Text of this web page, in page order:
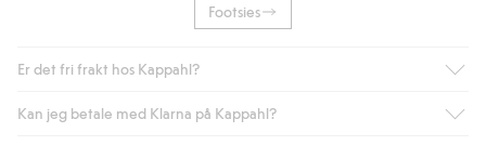
Footsies
Er det fri frakt hos Kappahl?
Som medlem i Kappahl Club har du alltid gratis frakt til butikk,
Kan jeg betale med Klarna på Kappahl?